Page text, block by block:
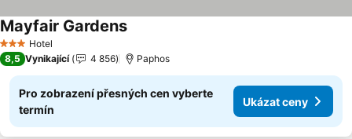
3 Počet hvězdiček
Hotel
Mayfair Gardens
8,5 Vynikající 4 856 Paphos
Pro zobrazení přesných cen vyberte
termín
Ukázat ceny